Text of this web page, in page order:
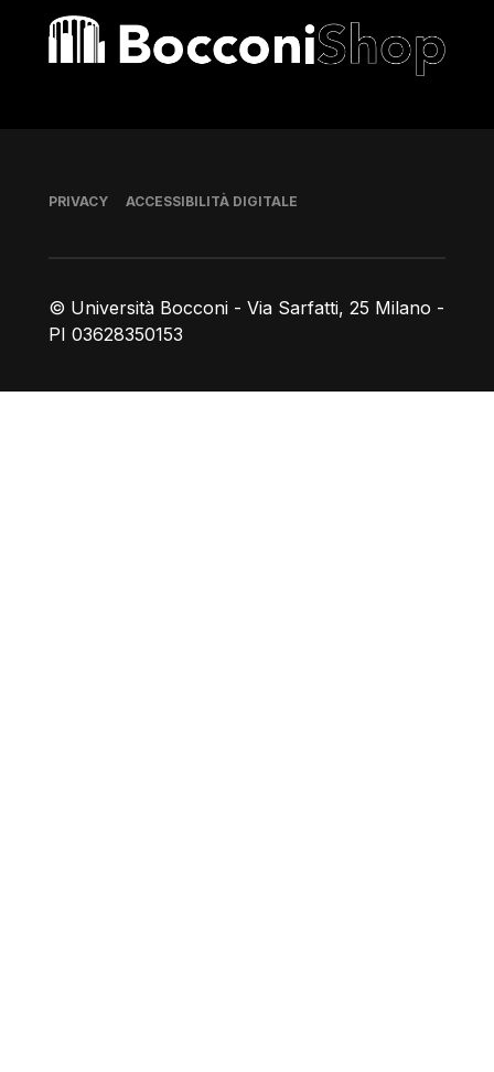
Bocconi shop
© Università Bocconi - Via Sarfatti, 25 Milano -
PI 03628350153
Piè di pagina
PRIVACY ACCESSIBILITÀ DIGITALE